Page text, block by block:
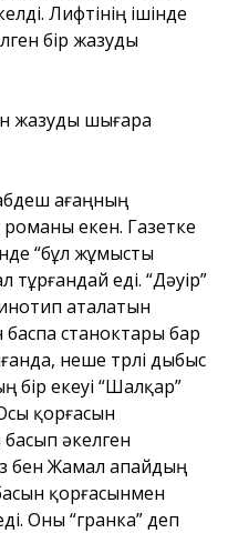
Лифтінің ішінде
бір жазуды
жазуды шығара
ағаңның
екен. Газетке
“бұл жұмысты
тұрғандай еді. “Дәуір”
аталатын
баспа станоктары бар
неше түрлі дыбыс
бір екеуі “Шалқар”
қорғасын
әкелген
бен Жамал апайдың
қорғасынмен
Оны “гранка” деп